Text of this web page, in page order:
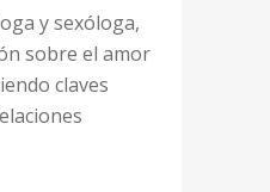
y sexóloga,
sobre el amor
claves